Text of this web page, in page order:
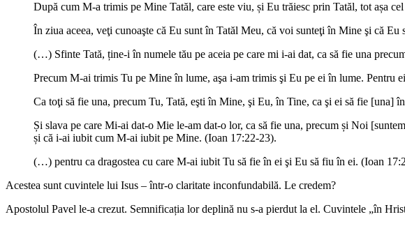
După cum M-a trimis pe Mine Tatăl, care este viu, și Eu trăiesc prin Tatăl, tot așa
În ziua aceea, veţi cunoaşte că Eu sunt în Tatăl Meu, că voi sunteţi în Mine şi că
(…) Sfinte Tată, ține-i în numele tău pe aceia pe care mi i-ai dat, ca să fie una
Precum M-ai trimis Tu pe Mine în lume, aşa i-am trimis şi Eu pe ei în lume.
Ca toţi să fie una, precum Tu, Tată, eşti în Mine, şi Eu, în Tine, ca şi ei să fie [una]
Și slava pe care Mi-ai dat-o Mie le-am dat-o lor, ca să fie una, precum și Noi
și că i-ai iubit cum M-ai iubit pe Mine. (Ioan 17:22-23).
(…) pentru ca dragostea cu care M-ai iubit Tu să fie în ei şi Eu să fiu în ei. (Ioan
Acestea sunt cuvintele lui Isus – într-o claritate inconfundabilă. Le credem?
Apostolul Pavel le-a crezut. Semnificația lor deplină nu s-a pierdut la el. Cuvintele „în